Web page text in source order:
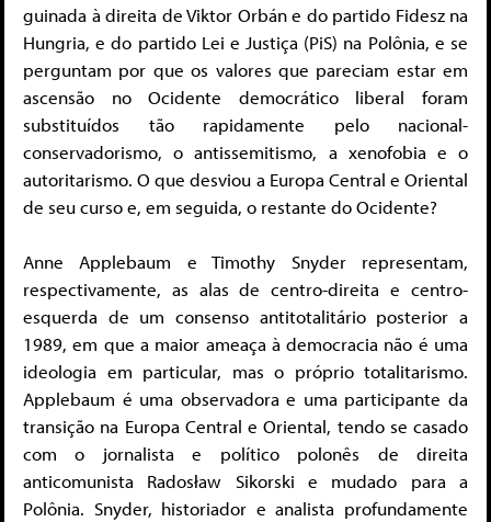
guinada à direita de Viktor Orbán e do partido Fidesz na
Hungria, e do partido Lei e Justiça (PiS) na Polônia, e se
perguntam por que os valores que pareciam estar em
ascensão no Ocidente democrático liberal foram
substituídos tão rapidamente pelo nacional-
conservadorismo, o antissemitismo, a xenofobia e o
autoritarismo. O que desviou a Europa Central e Oriental
de seu curso e, em seguida, o restante do Ocidente?
Anne Applebaum e Timothy Snyder representam,
respectivamente, as alas de centro-direita e centro-
esquerda de um consenso antitotalitário posterior a
1989, em que a maior ameaça à democracia não é uma
ideologia em particular, mas o próprio totalitarismo.
Applebaum é uma observadora e uma participante da
transição na Europa Central e Oriental, tendo se casado
com o jornalista e político polonês de direita
anticomunista Radosław Sikorski e mudado para a
Polônia. Snyder, historiador e analista profundamente